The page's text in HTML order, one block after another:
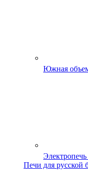
Южная
Печи для русской